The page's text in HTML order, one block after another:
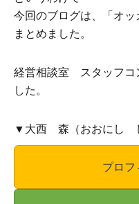
今回のブログは、「オッ
まとめました。
経営相談室 スタッフコ
した。
▼大西 森（おおにし し
プロフ